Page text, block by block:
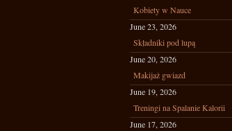
Kobiety w Nauce
June 23, 2026
Składniki pod lupą
June 20, 2026
Makijaż gwiazd
June 19, 2026
Treningi na Spalanie Kalorii
June 17, 2026